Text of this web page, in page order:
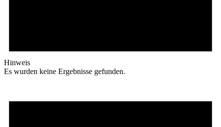
Hinweis
Es wurden keine Ergebnisse gefunden.